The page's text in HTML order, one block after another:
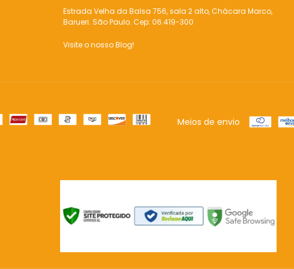
Estrada Velha da Balsa 756, sala 2 alto, Chácara Marco,
Barueri. São Paulo. Cep: 06.419-300
Visite o nosso Blog!
Meios de envio